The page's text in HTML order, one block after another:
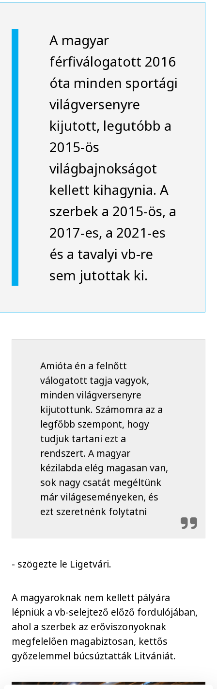
A magyar
férfiválogatott 2016
óta minden sportági
világversenyre
kijutott, legutóbb a
2015-ös
világbajnokságot
kellett kihagynia. A
szerbek a 2015-ös, a
2017-es, a 2021-es
és a tavalyi vb-re
sem jutottak ki.
Amióta én a felnőtt
válogatott tagja vagyok,
minden világversenyre
kijutottunk. Számomra az a
legfőbb szempont, hogy
tudjuk tartani ezt a
rendszert. A magyar
kézilabda elég magasan van,
sok nagy csatát megéltünk
már világeseményeken, és
ezt szeretnénk folytatni
- szögezte le Ligetvári.
A magyaroknak nem kellett pályára
lépniük a vb-selejtező előző fordulójában,
ahol a szerbek az erőviszonyoknak
megfelelően magabiztosan, kettős
győzelemmel búcsúztatták Litvániát.